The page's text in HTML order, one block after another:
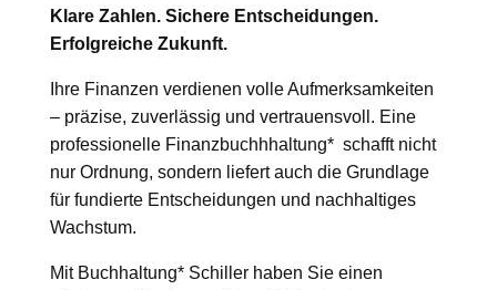
Klare Zahlen. Sichere Entscheidungen.
Erfolgreiche Zukunft.
Ihre Finanzen verdienen volle Aufmerksamkeiten
– präzise, zuverlässig und vertrauensvoll. Eine
professionelle Finanzbuchhhaltung* schafft nicht
nur Ordnung, sondern liefert auch die Grundlage
für fundierte Entscheidungen und nachhaltiges
Wachstum.
Mit Buchhaltung* Schiller haben Sie einen